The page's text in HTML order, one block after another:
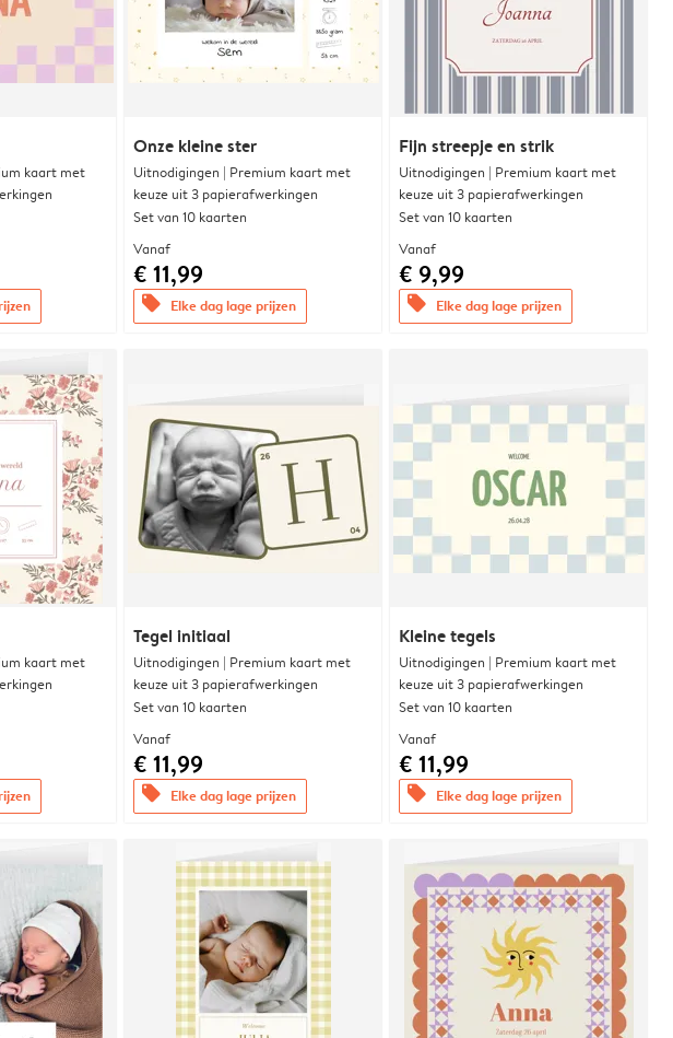
kaart met
Onze kleine ster
Uitnodigingen | Premium kaart met
keuze uit 3 papierafwerkingen
Set van 10 kaarten
Vanaf
€ 11,99
offers Elke dag lage prijzen
Fijn streepje en strik
Uitnodigingen | Premium kaart met
keuze uit 3 papierafwerkingen
Set van 10 kaarten
Vanaf
€ 9,99
offers Elke dag lage prijzen
kaart met
Tegel initiaal
Uitnodigingen | Premium kaart met
keuze uit 3 papierafwerkingen
Set van 10 kaarten
Vanaf
€ 11,99
offers Elke dag lage prijzen
Kleine tegels
Uitnodigingen | Premium kaart met
keuze uit 3 papierafwerkingen
Set van 10 kaarten
Vanaf
€ 11,99
offers Elke dag lage prijzen